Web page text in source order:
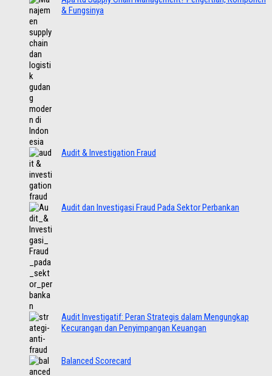
& Fungsinya
Audit & Investigation Fraud
Audit dan Investigasi Fraud Pada Sektor Perbankan
Audit Investigatif: Peran Strategis dalam Mengungkap
Kecurangan dan Penyimpangan Keuangan
Balanced Scorecard